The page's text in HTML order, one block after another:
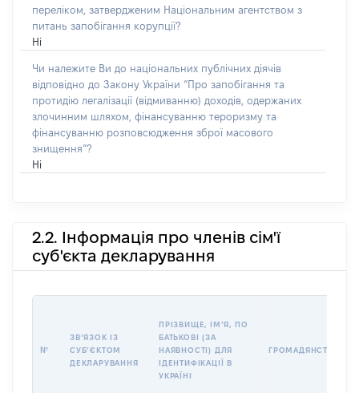
переліком, затвердженим Національним агентством з
питань запобігання корупції?
Ні
Чи належите Ви до національних публічних діячів
відповідно до Закону України “Про запобігання та
протидію легалізації (відмиванню) доходів, одержаних
злочинним шляхом, фінансуванню тероризму та
фінансуванню розповсюдження зброї масового
знищення”?
Ні
2.2. Інформація про членів сім'ї
суб'єкта декларування
№
ЗВʼЯЗОК ІЗ
СУБʼЄКТОМ
ДЕКЛАРУВАННЯ
ПРІЗВИЩЕ, ІМʼЯ, ПО
БАТЬКОВІ (ЗА
НАЯВНОСТІ) ДЛЯ
ІДЕНТИФІКАЦІЇ В
УКРАЇНІ
ГРОМАДЯНСТВО